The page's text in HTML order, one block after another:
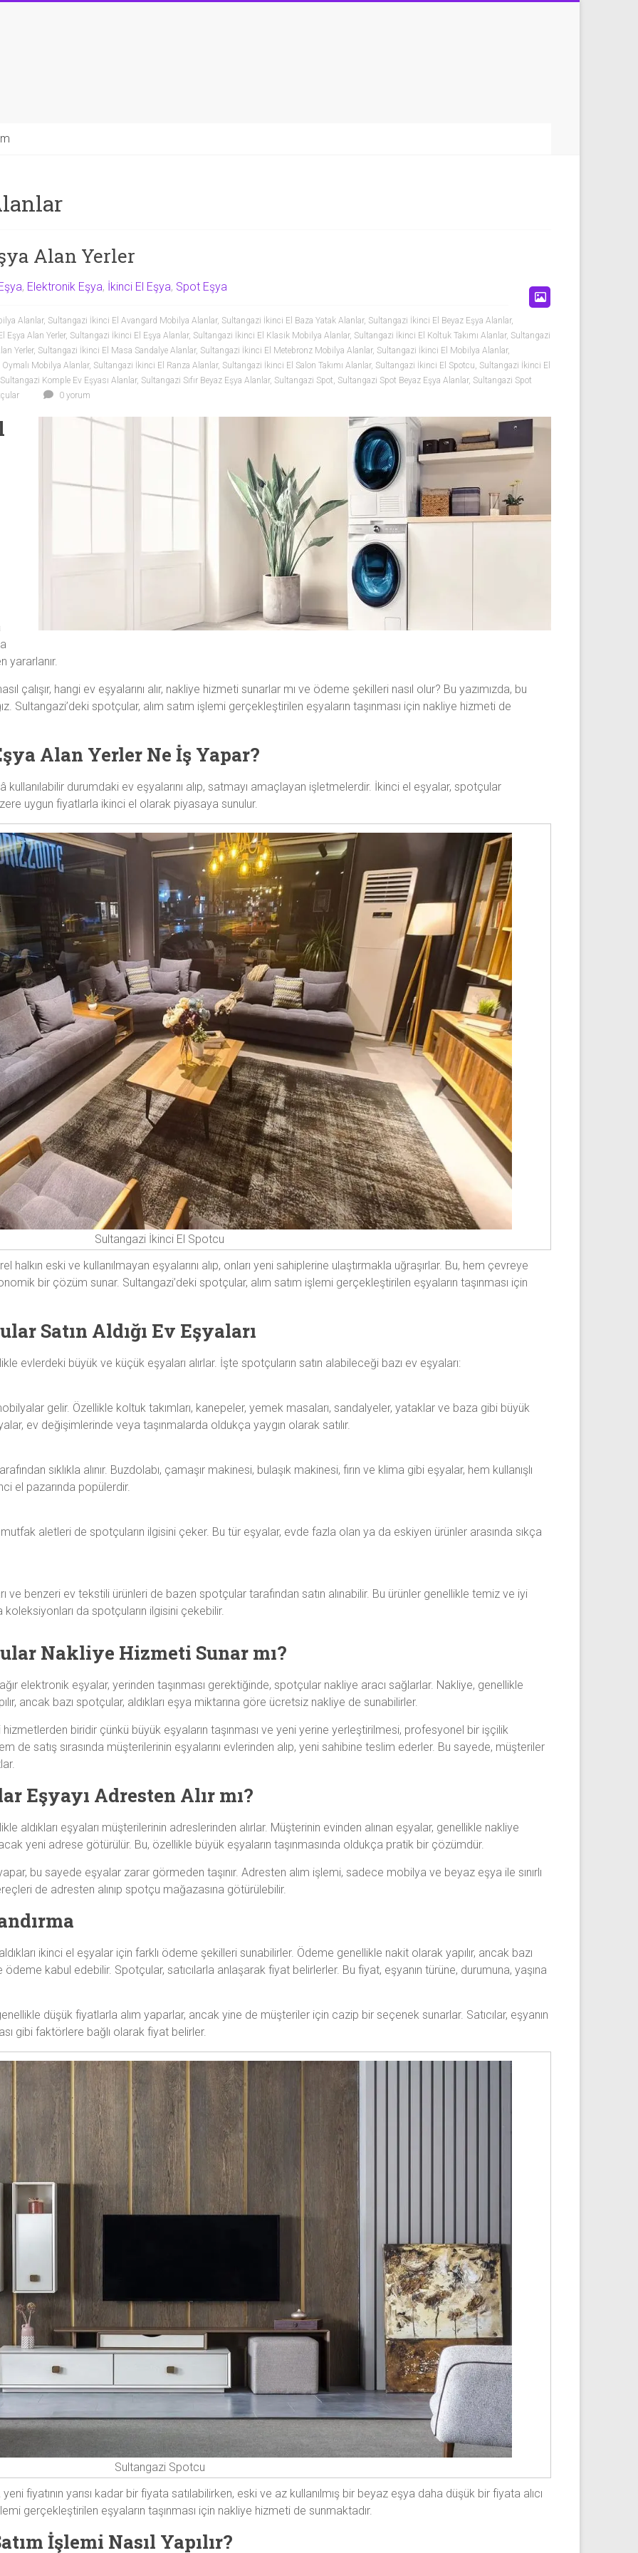
Alan Yerler
, Elektronik Eşya, İkinci El Eşya, Spot Eşya
Alanlar, Sultangazi İkinci El Avangard Mobilya Alanlar, Sultangazi İkinci El Baza Yatak Alanlar, Sultangazi İkinci El Beyaz Eşya Alanlar,
Eşya Alan Yerler, Sultangazi İkinci El Eşya Alanlar, Sultangazi İkinci El Klasik Mobilya Alanlar, Sultangazi İkinci El Koltuk Takımı Alanlar, Sultangazi
Yerler, Sultangazi İkinci El Masa Sandalye Alanlar, Sultangazi İkinci El Metebronz Mobilya Alanlar, Sultangazi İkinci El Mobilya Alanlar,
Mobilya Alanlar, Sultangazi İkinci El Ranza Alanlar, Sultangazi İkinci El Salon Takımı Alanlar, Sultangazi İkinci El Spotcu, Sultangazi İkinci El
Sultangazi Komple Ev Eşyası Alanlar, Sultangazi Sıfır Beyaz Eşya Alanlar, Sultangazi Spot, Sultangazi Spot Beyaz Eşya Alanlar, Sultangazi Spot
0 yorum
yararlanır.
çalışır, hangi ev eşyalarını alır, nakliye hizmeti sunarlar mı ve ödeme şekilleri nasıl olur? Bu yazımızda, bu
Sultangazi’deki spotçular, alım satım işlemi gerçekleştirilen eşyaların taşınması için nakliye hizmeti de
Alan Yerler Ne İş Yapar?
durumdaki ev eşyalarını alıp, satmayı amaçlayan işletmelerdir. İkinci el eşyalar, spotçular
uygun fiyatlarla ikinci el olarak piyasaya sunulur.
Sultangazi İkinci El Spotcu
halkın eski ve kullanılmayan eşyalarını alıp, onları yeni sahiplerine ulaştırmakla uğraşırlar. Bu, hem çevreye
bir çözüm sunar. Sultangazi’deki spotçular, alım satım işlemi gerçekleştirilen eşyaların taşınması için
Satın Aldığı Ev Eşyaları
evlerdeki büyük ve küçük eşyaları alırlar. İşte spotçuların satın alabileceği bazı ev eşyaları:
gelir. Özellikle koltuk takımları, kanepeler, yemek masaları, sandalyeler, yataklar ve baza gibi büyük
ev değişimlerinde veya taşınmalarda oldukça yaygın olarak satılır.
sıklıkla alınır. Buzdolabı, çamaşır makinesi, bulaşık makinesi, fırın ve klima gibi eşyalar, hem kullanışlı
el pazarında popülerdir.
aletleri de spotçuların ilgisini çeker. Bu tür eşyalar, evde fazla olan ya da eskiyen ürünler arasında sıkça
ve benzeri ev tekstili ürünleri de bazen spotçular tarafından satın alınabilir. Bu ürünler genellikle temiz ve iyi
koleksiyonları da spotçuların ilgisini çekebilir.
Nakliye Hizmeti Sunar mı?
elektronik eşyalar, yerinden taşınması gerektiğinde, spotçular nakliye aracı sağlarlar. Nakliye, genellikle
ancak bazı spotçular, aldıkları eşya miktarına göre ücretsiz nakliye de sunabilirler.
biridir çünkü büyük eşyaların taşınması ve yeni yerine yerleştirilmesi, profesyonel bir işçilik
de satış sırasında müşterilerinin eşyalarını evlerinden alıp, yeni sahibine teslim ederler. Bu sayede, müşteriler
Eşyayı Adresten Alır mı?
aldıkları eşyaları müşterilerinin adreslerinden alırlar. Müşterinin evinden alınan eşyalar, genellikle nakliye
yeni adrese götürülür. Bu, özellikle büyük eşyaların taşınmasında oldukça pratik bir çözümdür.
bu sayede eşyalar zarar görmeden taşınır. Adresten alım işlemi, sadece mobilya ve beyaz eşya ile sınırlı
de adresten alınıp spotçu mağazasına götürülebilir.
ikinci el eşyalar için farklı ödeme şekilleri sunabilirler. Ödeme genellikle nakit olarak yapılır, ancak bazı
kabul edebilir. Spotçular, satıcılarla anlaşarak fiyat belirlerler. Bu fiyat, eşyanın türüne, durumuna, yaşına
düşük fiyatlarla alım yaparlar, ancak yine de müşteriler için cazip bir seçenek sunarlar. Satıcılar, eşyanın
gibi faktörlere bağlı olarak fiyat belirler.
Sultangazi Spotcu
fiyatının yarısı kadar bir fiyata satılabilirken, eski ve az kullanılmış bir beyaz eşya daha düşük bir fiyata alıcı
gerçekleştirilen eşyaların taşınması için nakliye hizmeti de sunmaktadır.
İşlemi Nasıl Yapılır?